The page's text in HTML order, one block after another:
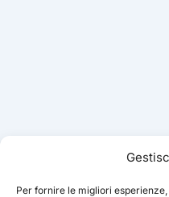
Per fornire le migliori